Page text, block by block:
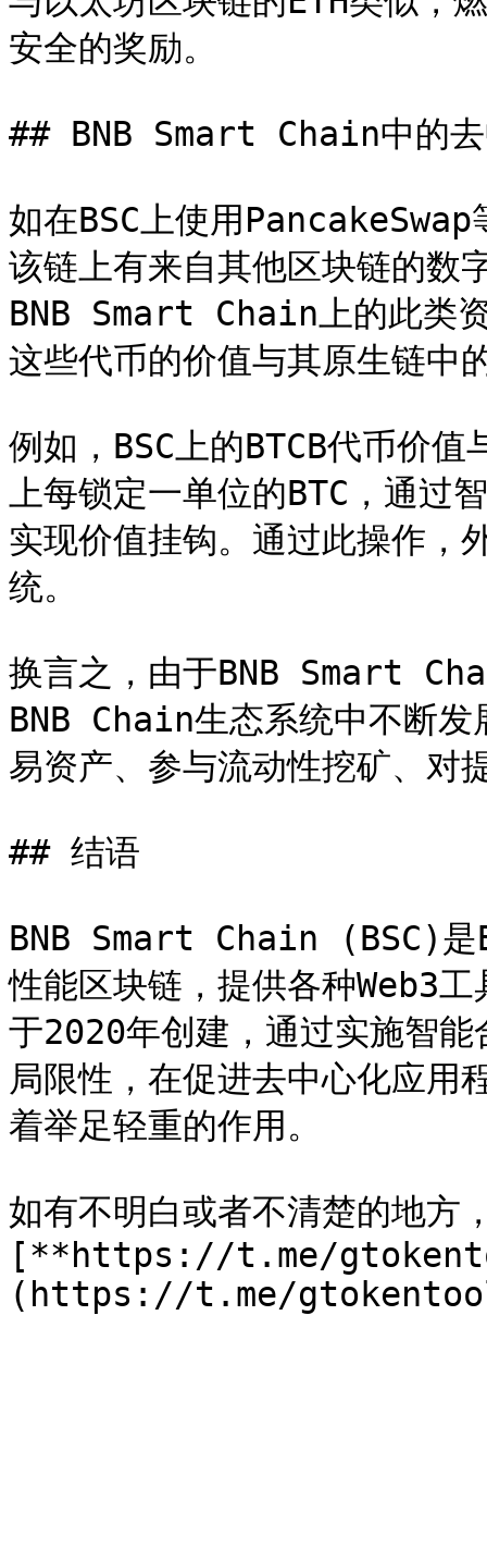
安全的奖励。
## BNB Smart Chain中的去
如在BSC上使用
该链上有来自其他区块链的数
BNB Smart Chain上的此类
这些代币的价值与其原生链中
例如，BSC上的BTCB代币价
上每锁定一单位的BTC，通过
实现价值挂钩。通过此操作，
统。
换言之，由于BNB Smart
BNB Chain生态系统中不断
易资产、参与流动性挖矿、对
## 结语
BNB Smart Chain (BSC)是
性能区块链，提供各种Web3
于2020年创建，通过实施智
局限性，在促进去中心化应用
着举足轻重的作用。
如有不明白或者不清楚的地方
[**https://t.me/